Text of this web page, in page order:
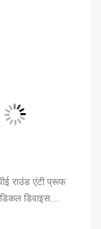
राउंड एंटी प्रूफ
डिवाइस